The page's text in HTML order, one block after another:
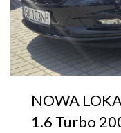
NOWA
1.6 Turbo